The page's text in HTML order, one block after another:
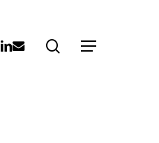
Menu
linkedin
email search